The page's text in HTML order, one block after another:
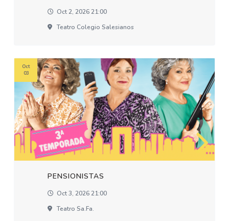
Oct 2, 2026 21:00
Teatro Colegio Salesianos
PENSIONISTAS
Oct 3, 2026 21:00
Teatro Sa.fa.
Oct
03